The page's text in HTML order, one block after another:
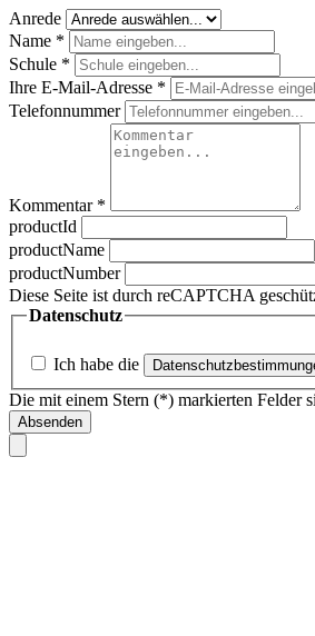
Anrede
Name *
Schule *
Ihre E-Mail-Adresse *
Telefonnummer
Kommentar *
productId
productName
productNumber
Diese Seite ist durch reCAPTCHA
Datenschutz
Ich habe die
Die mit einem Stern (*) markierten Felder
Absenden